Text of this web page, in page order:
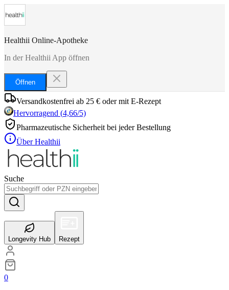
Healthii Online-Apotheke
In der Healthii App öffnen
Öffnen
Versandkostenfrei ab 25 € oder mit E-Rezept
Hervorragend (4,66/5)
Pharmazeutische Sicherheit bei jeder Bestellung
Über Healthii
Suche
Longevity Hub Rezept
0